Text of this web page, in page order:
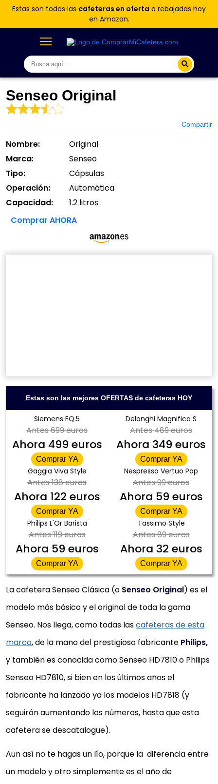
Estas son todas las cafeteras en oferta o rebajadas hoy
en Amazon.
Senseo Original
Compartir
Nombre:
Original
Marca:
Senseo
Tipo:
Cápsulas
Operación:
Automática
Capacidad:
1.2 litros
Comprar AHORA
Estas son las mejores OFERTAS de cafeteras HOY
Siemens EQ.5
Antes699 euros
Ahora 499 euros
Comprar YA
Delonghi Magnifica S
Antes489 euros
Ahora 349 euros
Comprar YA
Gaggia Viva Style
Antes138 euros
Ahora 122 euros
Comprar YA
Nespresso Vertuo Pop
Antes99 euros
Ahora 59 euros
Comprar YA
Philips L'Or Barista
Antes119 euros
Ahora 59 euros
Comprar YA
Tassimo Style
Antes89 euros
Ahora 32 euros
Comprar YA
La cafetera Senseo Clásica (o Senseo Original) es el
modelo más básico y el original de toda la gama
Senseo. Nos llega, como todas lascafeteras de esta
marca, de la mano del prestigioso fabricante Philips,
y también es conocida como Senseo HD7810 o Philips
Senseo HD7810, si bien en los últimos años el
fabricante ha lanzado ya los modelos HD7818 (y
seguirán aumentando los números, hasta que esta
cafetera se descatalogue).
Aun así no te hagas un lío, porque la diferencia entre
un modelo y otro simplemente es el año de